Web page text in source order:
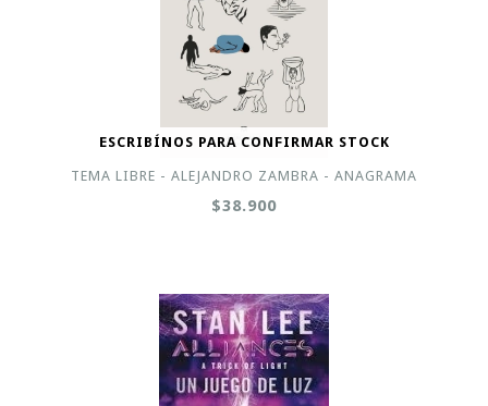
ESCRIBÍNOS PARA CONFIRMAR STOCK
TEMA LIBRE - ALEJANDRO ZAMBRA - ANAGRAMA
$38.900